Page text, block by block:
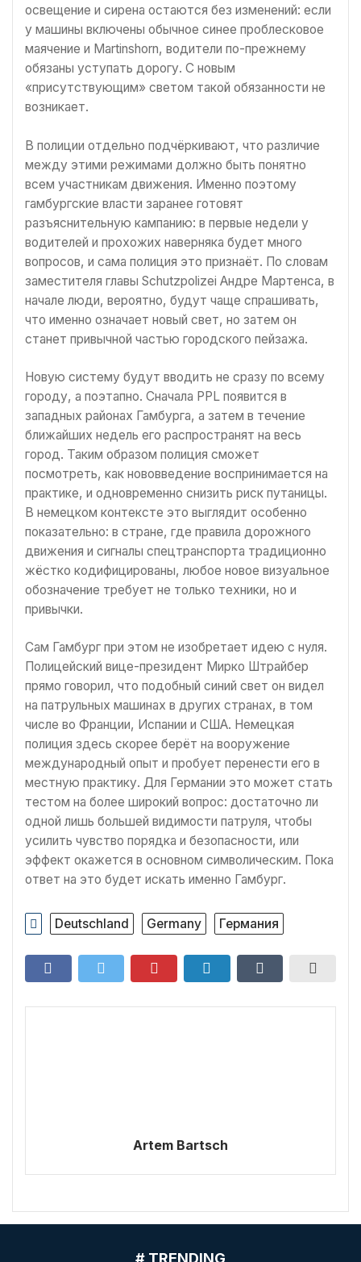
освещение и сирена остаются без изменений: если
у машины включены обычное синее проблесковое
маячение и Martinshorn, водители по-прежнему
обязаны уступать дорогу. С новым
«присутствующим» светом такой обязанности не
возникает.
В полиции отдельно подчёркивают, что различие
между этими режимами должно быть понятно
всем участникам движения. Именно поэтому
гамбургские власти заранее готовят
разъяснительную кампанию: в первые недели у
водителей и прохожих наверняка будет много
вопросов, и сама полиция это признаёт. По словам
заместителя главы Schutzpolizei Андре Мартенса, в
начале люди, вероятно, будут чаще спрашивать,
что именно означает новый свет, но затем он
станет привычной частью городского пейзажа.
Новую систему будут вводить не сразу по всему
городу, а поэтапно. Сначала PPL появится в
западных районах Гамбурга, а затем в течение
ближайших недель его распространят на весь
город. Таким образом полиция сможет
посмотреть, как нововведение воспринимается на
практике, и одновременно снизить риск путаницы.
В немецком контексте это выглядит особенно
показательно: в стране, где правила дорожного
движения и сигналы спецтранспорта традиционно
жёстко кодифицированы, любое новое визуальное
обозначение требует не только техники, но и
привычки.
Сам Гамбург при этом не изобретает идею с нуля.
Полицейский вице-президент Мирко Штрайбер
прямо говорил, что подобный синий свет он видел
на патрульных машинах в других странах, в том
числе во Франции, Испании и США. Немецкая
полиция здесь скорее берёт на вооружение
международный опыт и пробует перенести его в
местную практику. Для Германии это может стать
тестом на более широкий вопрос: достаточно ли
одной лишь большей видимости патруля, чтобы
усилить чувство порядка и безопасности, или
эффект окажется в основном символическим. Пока
ответ на это будет искать именно Гамбург.
Deutschland Germany Германия
Artem Bartsch
# TRENDING